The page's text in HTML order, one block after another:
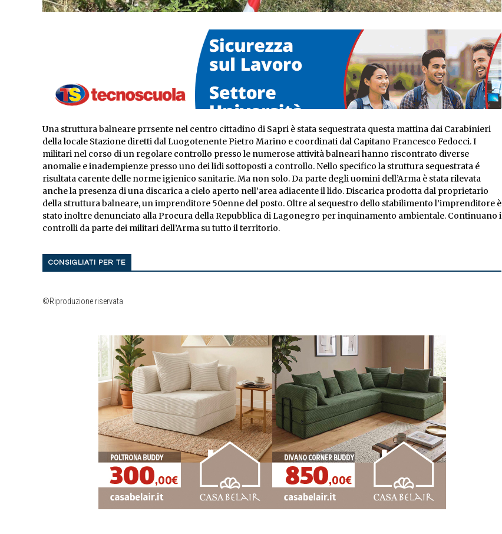
Una struttura balneare prrsente nel centro cittadino di Sapri è stata sequestrata questa mattina dai Carabinieri
della locale Stazione diretti dal Luogotenente Pietro Marino e coordinati dal Capitano Francesco Fedocci. I
militari nel corso di un regolare controllo presso le numerose attività balneari hanno riscontrato diverse
anomalie e inadempienze presso uno dei lidi sottoposti a controllo. Nello specifico la struttura sequestrata é
risultata carente delle norme igienico sanitarie. Ma non solo. Da parte degli uomini dell’Arma è stata rilevata
anche la presenza di una discarica a cielo aperto nell’area adiacente il lido. Discarica prodotta dal proprietario
della struttura balneare, un imprenditore 50enne del posto. Oltre al sequestro dello stabilimento l’imprenditore è
stato inoltre denunciato alla Procura della Repubblica di Lagonegro per inquinamento ambientale. Continuano i
controlli da parte dei militari dell’Arma su tutto il territorio.
CONSIGLIATI PER TE
©Riproduzione riservata